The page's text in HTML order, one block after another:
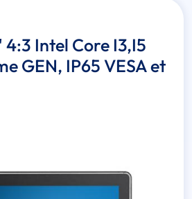
4:3 Intel Core I3,I5
GEN, IP65 VESA et